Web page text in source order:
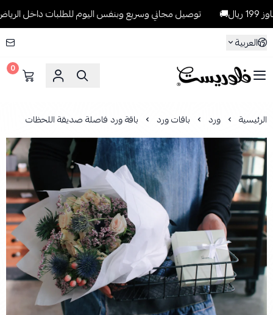
توصيل مجاني وسريع وبنفس اليوم للطلبات داخل الرياض للطلبات التي
العربية
فلوريست Florist
0
الرئيسية ورد باقات ورد باقة ورد فاصلة صديقة اللحظات